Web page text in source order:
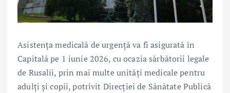
Asistența medicală de urgență va fi asigurată în
Capitală pe 1 iunie 2026, cu ocazia sărbătorii legale
de Rusalii, prin mai multe unități medicale pentru
adulți și copii, potrivit Direcției de Sănătate Publică